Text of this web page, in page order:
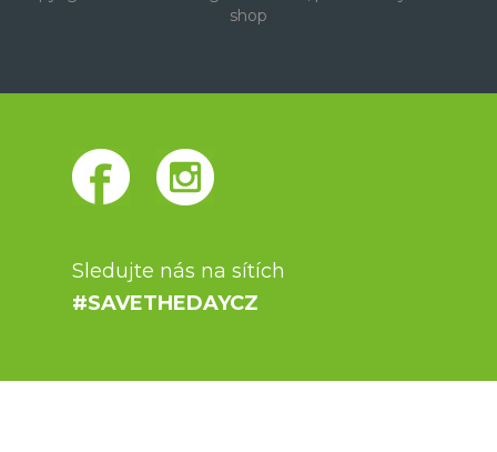
shop
Sledujte nás na sítích
#SAVETHEDAYCZ